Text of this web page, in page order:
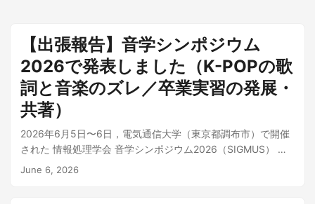
【出張報告】音学シンポジウム
2026で発表しました（K-POPの歌
詞と音楽のズレ／卒業実習の発展・
共著）
2026年6月5日〜6日，電気通信大学（東京都調布市）で開催
された 情報処理学会 音学シンポジウム2026（SIGMUS） に
おいて，ポスター発表を行ってきました． 本発表は，2025年
June 6, 2026